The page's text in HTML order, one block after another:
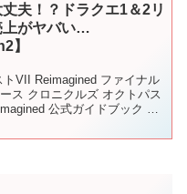
夫！？ドラクエ1＆2リ
上がヤバい…
】
VII Reimagined ファイナル
ス クロニクルズ オクトパス
公式ガイドブック ド